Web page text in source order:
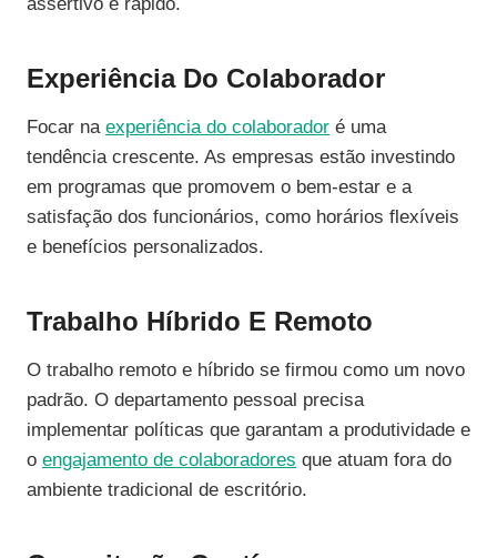
Experiência Do Colaborador
Focar na experiência do colaborador é uma
tendência crescente. As empresas estão investindo
em programas que promovem o bem-estar e a
satisfação dos funcionários, como horários flexíveis
e benefícios personalizados.
Trabalho Híbrido E Remoto
O trabalho remoto e híbrido se firmou como um novo
padrão. O departamento pessoal precisa
implementar políticas que garantam a produtividade e
o engajamento de colaboradores que atuam fora do
ambiente tradicional de escritório.